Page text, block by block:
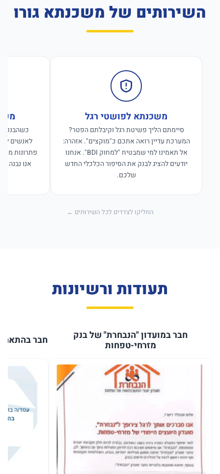
השירותים של משכנתא גורו
משכנתא לפושטי רגל
סיימתם הליך פשיטת רגל וקיבלתם הפטר?
המערכת עדיין רואה אתכם כ"מוקצים". אזהרה:
אל תאמינו למי שמבטיח "למחוק BDI". אנחנו
יודעים להציג לבנק את הסיפור הכלכלי החדש
שלכם.
לאנשים
פתרונות
אנו נבנה
החליקו לצדדים לכל השירותים ←
תעודות ורשיונות
חבר במועדון "הנבחרת" של בנק
מזרחי-טפחות חבר